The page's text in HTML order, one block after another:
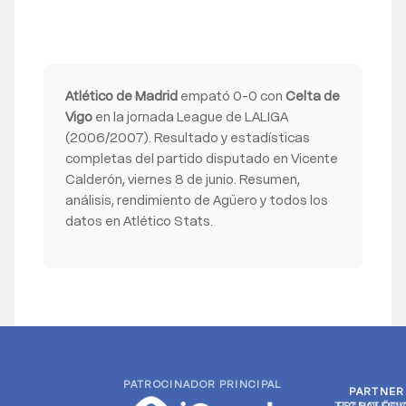
Atlético de Madrid empató 0-0 con Celta de
Vigo en la jornada League de LALIGA
(2006/2007). Resultado y estadísticas
completas del partido disputado en Vicente
Calderón, viernes 8 de junio. Resumen,
análisis, rendimiento de Agüero y todos los
datos en Atlético Stats.
PARTNER
PATROCINADOR PRINCIPAL
PARTNER